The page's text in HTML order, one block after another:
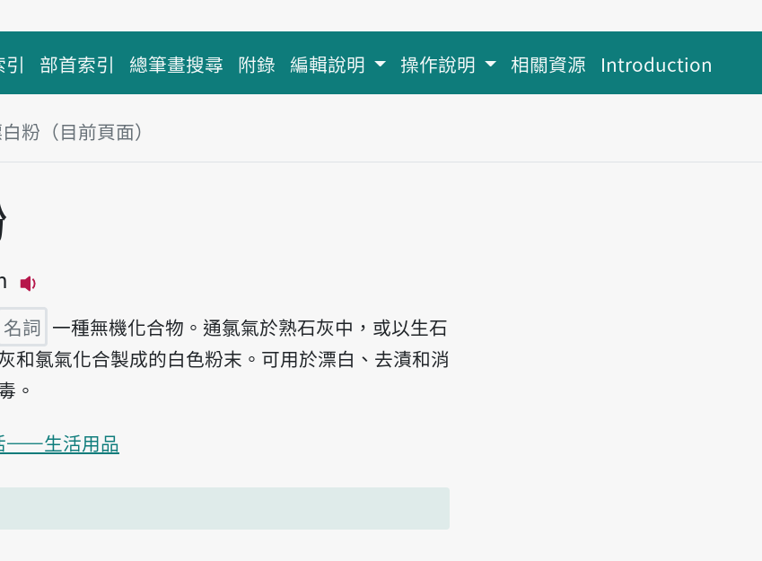
部首索引 總筆畫搜尋 附錄 編輯說明 操作說明 相關資源 Introduction
粉（目前頁面）
名詞 一種無機化合物。通氯氣於熟石灰中，或以生石
和氯氣化合製成的白色粉末。可用於漂白、去漬和消
。
——生活用品